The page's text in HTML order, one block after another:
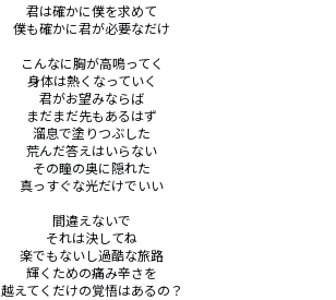
君は確かに僕を求めて
僕も確かに君が必要なだけ
こんなに胸が高鳴ってく
身体は熱くなっていく
君がお望みならば
まだまだ先もあるはず
溜息で塗りつぶした
荒んだ答えはいらない
その瞳の奥に隠れた
真っすぐな光だけでいい
間違えないで
それは決してね
楽でもないし過酷な旅路
輝くための痛み辛さを
越えてくだけの覚悟はあるの？